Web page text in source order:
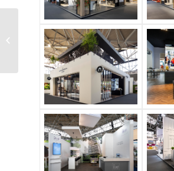
Spielwarenmesse –
Nürnberg